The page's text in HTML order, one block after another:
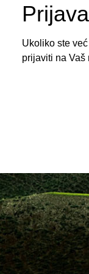
Prijava
Ukoliko ste
prijaviti na Vaš